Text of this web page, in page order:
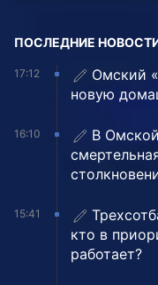
ПОСЛЕДНИЕ
17:12
Омский
новую
16:10
В
15:41
кто в
работает?